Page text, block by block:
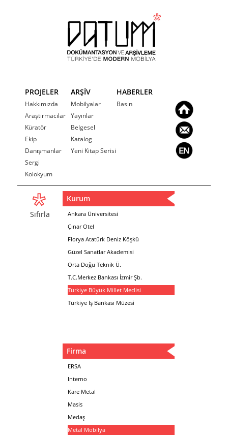
PROJELER
Hakkımızda
Araştırmacılar
Küratör
Ekip
Danışmanlar
Sergi
Kolokyum
ARŞİV
Mobilyalar
Yayınlar
Belgesel
Katalog
Yeni Kitap Serisi
HABERLER
Basın
Sıfırla
Kurum
Ankara Üniversitesi
Çınar Otel
Florya Atatürk Deniz Köşkü
Güzel Sanatlar Akademisi
Orta Doğu Teknik Ü.
T.C.Merkez Bankası İzmir Şb.
Türkiye Büyük Millet Meclisi
Türkiye İş Bankası Müzesi
Firma
ERSA
Interno
Kare Metal
Masis
Medaş
Metal Mobilya